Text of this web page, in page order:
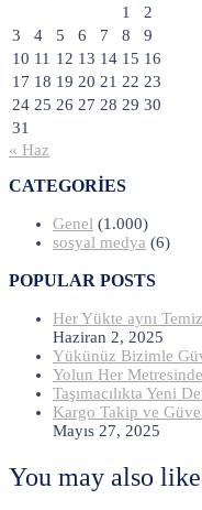
1
2
3
4 5 6 7 8
9
10 11 12 13 14 15 16
17 18 19 20 21 22 23
24 25 26 27 28 29 30
31
« Haz
CATEGORIES
Genel (1.000)
sosyal medya (6)
POPULAR POSTS
Her Yükte aynı
Haziran 2, 2025
Yükünüz Bizimle
Yolun Her Metresinde
Taşımacılıkta Yeni
Kargo Takip ve
Mayıs 27, 2025
You may also